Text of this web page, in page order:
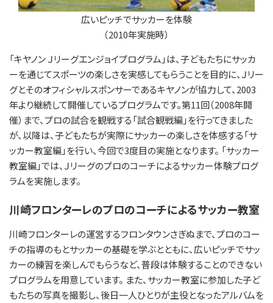
広いピッチでサッカーを体験
（2010年実施時）
「キヤノン Ｊリーグエンジョイプログラム」は、子どもたちにサッカ
ーを通じてスポーツの楽しさを実感してもらうことを目的に、Ｊリー
グとそのオフィシャルスポンサーであるキヤノンが協力して、2003
年より継続して開催しているプログラムです。第11回（2008年開
催）まで、プロの試合を観戦する「試合観戦編」を行ってきました
が、以降は、子どもたちが実際にサッカーの楽しさを体感する「サ
ッカー教室編」を行い、今回で3度目の実施となります。 「サッカー
教室編」では、Ｊリーグのプロのコーチによるサッカー体験プログ
ラムを実施します。
川崎フロンターレのプロのコーチによるサッカー教室
川崎フロンターレの運営するフロンタウンさぎぬまで、プロのコー
チの指導のもとサッカーの基礎を学ぶとともに、広いピッチでサッ
カーの練習を楽しんでもらうなど、普段は体験することのできない
プログラムを用意しています。 また、サッカー教室に参加した子ど
もたちの写真を撮影し、後日一人ひとりが主役となったアルバムを